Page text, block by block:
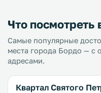
Что посмотреть
Самые популярные
места города Бордо — с
адресами.
Квартал Святого